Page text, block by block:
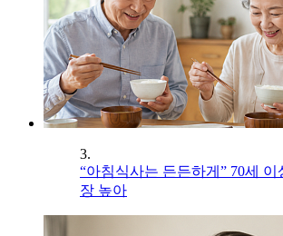
3.
“아침식사는 든든하게” 70세
장 높아